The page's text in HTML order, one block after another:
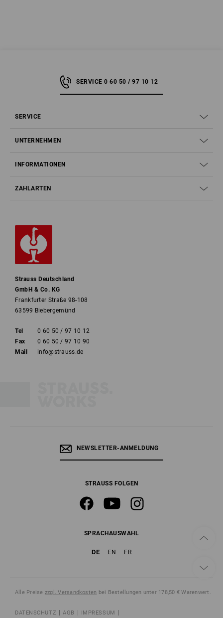
SERVICE 0 60 50 / 97 10 12
SERVICE
UNTERNEHMEN
INFORMATIONEN
ZAHLARTEN
Strauss Deutschland
GmbH & Co. KG
Frankfurter Straße 98-108
63599 Biebergemünd
Tel
0 60 50 / 97 10 12
Fax
0 60 50 / 97 10 90
Mail
info@strauss.de
NEWSLETTER-ANMELDUNG
STRAUSS FOLGEN
SPRACHAUSWAHL
DE EN FR
Alle Preise zzgl. Versandkosten bei Bestellungen unter 178,50 € Warenwert.
DATENSCHUTZ AGB IMPRESSUM